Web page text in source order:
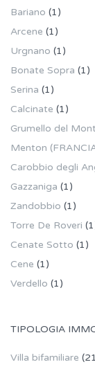
Bariano (1)
Arcene (1)
Urgnano (1)
Bonate Sopra (1)
Serina (1)
Calcinate (1)
Grumello del
Menton
Carobbio degli
Gazzaniga (1)
Zandobbio (1)
Torre De Roveri
Cenate Sotto (1)
Cene (1)
Verdello (1)
TIPOLOGIA
Villa bifamiliare